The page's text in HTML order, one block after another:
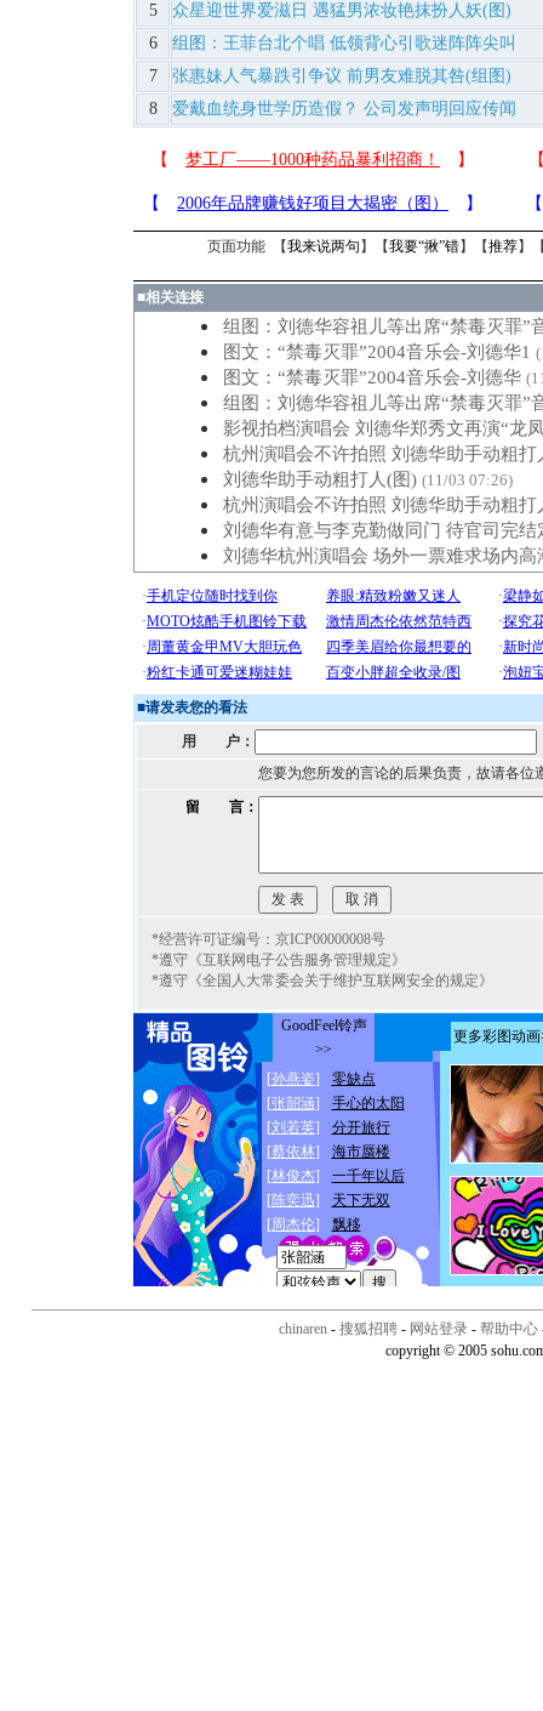
5
众星迎世界爱滋日 遇猛男浓妆艳抹扮人妖(图)
6
组图：王菲台北个唱 低领背心引歌迷阵阵尖叫
7
张惠妹人气暴跌引争议 前男友难脱其咎(组图)
8
爱戴血统身世学历造假？ 公司发声明回应传闻
页面功能 【我来说两句 】【我要“揪”错】【推荐】
■相关连接
组图：刘德华容祖儿等出席“禁毒灭罪”
图文：“禁毒灭罪”2004音乐会-刘德华1
图文：“禁毒灭罪”2004音乐会-刘德华
组图：刘德华容祖儿等出席“禁毒灭罪”
影视拍档演唱会 刘德华郑秀文再演“龙
杭州演唱会不许拍照 刘德华助手动粗打
刘德华助手动粗打人(图) (11/03 07:26)
杭州演唱会不许拍照 刘德华助手动粗打
刘德华有意与李克勤做同门 待官司完结
刘德华杭州演唱会 场外一票难求场内高
■请发表您的看法
用 户：
您要为您所发的言论的后果负责，故请各位
留 言：
*经营许可证编号：京ICP00000008号
*遵守《互联网电子公告服务管理规定》
*遵守《全国人大常委会关于维护互联网安全的规定》
chinaren - 搜狐招聘 - 网站登录 - 帮助中心
copyright © 2005